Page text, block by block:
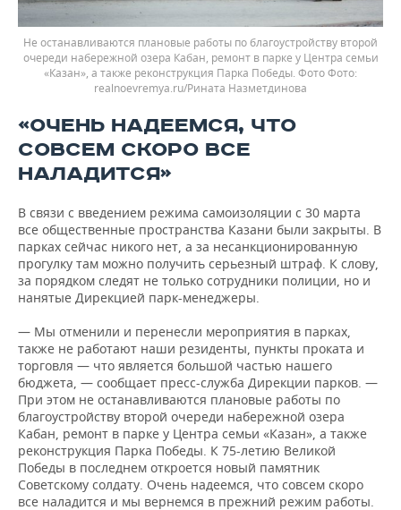
Не останавливаются плановые работы по благоустройству второй
очереди набережной озера Кабан, ремонт в парке у Центра семьи
«Казан», а также реконструкция Парка Победы. Фото
realnoevremya.ru/Рината Назметдинова
«ОЧЕНЬ НАДЕЕМСЯ, ЧТО
СОВСЕМ СКОРО ВСЕ
НАЛАДИТСЯ»
В связи с введением режима самоизоляции с 30 марта
все общественные пространства Казани были закрыты. В
парках сейчас никого нет, а за несанкционированную
прогулку там можно получить серьезный штраф. К слову,
за порядком следят не только сотрудники полиции, но и
нанятые Дирекцией парк-менеджеры.
— Мы отменили и перенесли мероприятия в парках,
также не работают наши резиденты, пункты проката и
торговля — что является большой частью нашего
бюджета, — сообщает пресс-служба Дирекции парков. —
При этом не останавливаются плановые работы по
благоустройству второй очереди набережной озера
Кабан, ремонт в парке у Центра семьи «Казан», а также
реконструкция Парка Победы. К 75-летию Великой
Победы в последнем откроется новый памятник
Советскому солдату. Очень надеемся, что совсем скоро
все наладится и мы вернемся в прежний режим работы.